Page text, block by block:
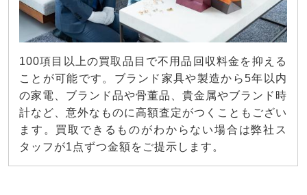
100項目以上の買取品目で不用品回収料金を抑える
ことが可能です。ブランド家具や製造から5年以内
の家電、ブランド品や骨董品、貴金属やブランド時
計など、意外なものに高額査定がつくこともござい
ます。買取できるものがわからない場合は弊社ス
タッフが1点ずつ金額をご提示します。